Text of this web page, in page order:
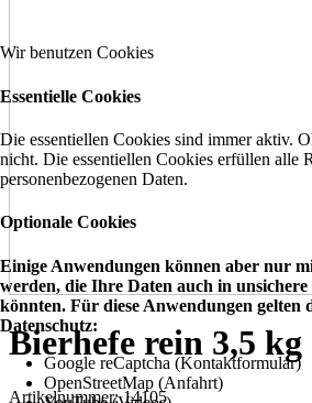
Bierhefe rein 3,5 kg
Artikelnummer: 14105
Wir benutzen Cookies
Essentielle Cookies
Die essentiellen Cookies sind immer aktiv.
nicht. Die essentiellen Cookies erfüllen alle
personenbezogenen Daten.
Optionale Cookies
Einige Anwendungen können aber nur
werden, die Ihre Daten auch in
könnten. Für diese Anwendungen gelten
Datenschutz:
Google reCaptcha (Kontaktformular)
OpenStreetMap (Anfahrt)